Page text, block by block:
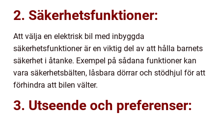
2. Säkerhetsfunktioner:
Att välja en elektrisk bil med inbyggda
säkerhetsfunktioner är en viktig del av att hålla barnets
säkerhet i åtanke. Exempel på sådana funktioner kan
vara säkerhetsbälten, låsbara dörrar och stödhjul för att
förhindra att bilen välter.
3. Utseende och preferenser: